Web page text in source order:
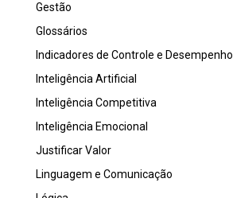
Gestão
Glossários
Indicadores de Controle e Desempenho
Inteligência Artificial
Inteligência Competitiva
Inteligência Emocional
Justificar Valor
Linguagem e Comunicação